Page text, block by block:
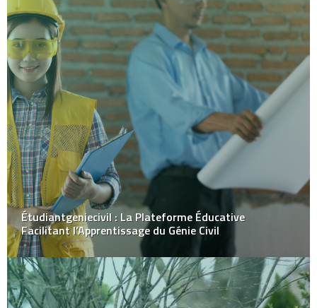
Étudiantgeniecivil : La Plateforme Éducative
Facilitant l’Apprentissage du Génie Civil